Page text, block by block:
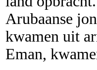
Arubaanse
kwamen uit
Eman,